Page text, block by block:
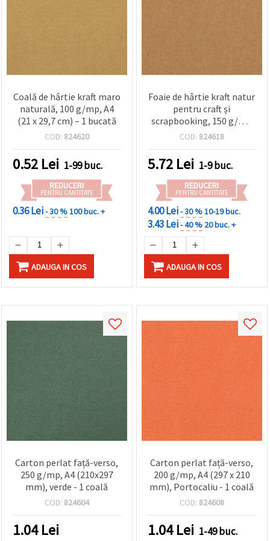
Coală de hârtie kraft maro
naturală, 100 g/mp, A4
(21 x 29,7 cm) – 1 bucată
COD: 824620
0.52 Lei 1-99 buc.
REDUCERI
PENTRU CANTITATE
0.36 Lei- 30 %100 buc. +
ADAUGA IN COS
Foaie de hârtie kraft natur
pentru craft și
scrapbooking, 150 g/m²,
78x108 cm
COD: 824618
5.72 Lei 1-9 buc.
REDUCERI
PENTRU CANTITATE
4.00 Lei- 30 %10-19 buc.
3.43 Lei- 40 % 20 buc. +
ADAUGA IN COS
Carton perlat față-verso,
250 g/mp, A4 (210x297
mm), verde - 1 coală
COD: 824604
1.04Lei
Carton perlat față-verso,
200 g/mp, A4 (297 x 210
mm), Portocaliu - 1 coală
COD: 824608
1.04Lei 1-49 buc.